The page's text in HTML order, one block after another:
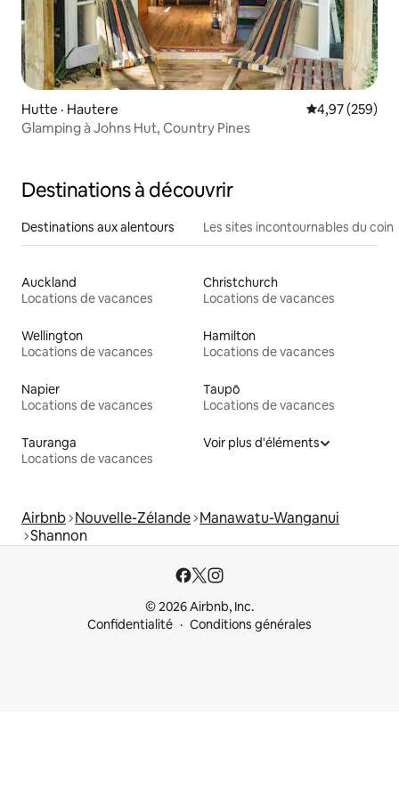
Hutte · Hautere Note
4,97 (259)
Glamping à Johns Hut, Country Pines
Destinations à découvrir
Destinations aux alentours Les sites incontournables du coin
Auckland
Locations de vacances
Christchurch
Locations de vacances
Wellington
Locations de vacances
Hamilton
Locations de vacances
Napier
Locations de vacances
Taupō
Locations de vacances
Tauranga
Locations de vacances
Voir plus d'éléments
Airbnb Nouvelle-Zélande Manawatu-Wanganui
Shannon
© 2026 Airbnb, Inc.
Confidentialité
Conditions générales